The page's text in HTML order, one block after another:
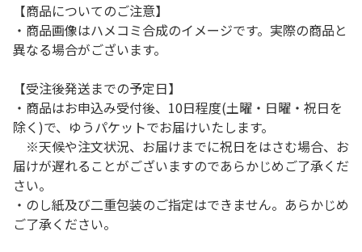
【商品についてのご注意】
・商品画像はハメコミ合成のイメージです。実際の商品と
異なる場合がございます。
【受注後発送までの予定日】
・商品はお申込み受付後、10日程度(土曜・日曜・祝日を
除く)で、ゆうパケットでお届けいたします。
※天候や注文状況、お届けまでに祝日をはさむ場合、お
届けが遅れることがございますのであらかじめご了承くだ
さい。
・のし紙及び二重包装のご指定はできません。あらかじめ
ご了承ください。